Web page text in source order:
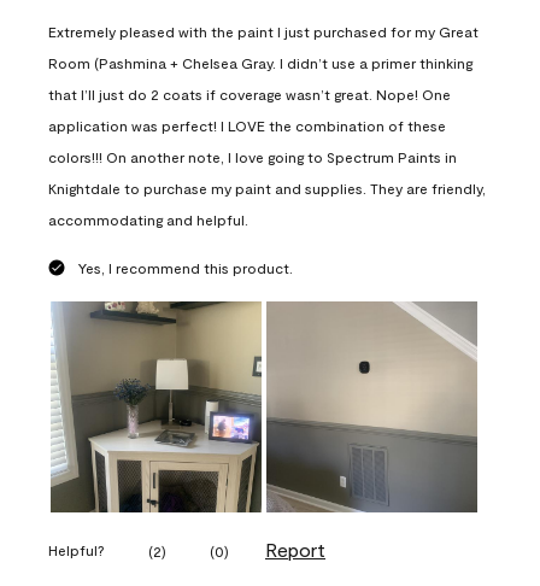
Extremely pleased with the paint I just purchased for my Great
Room (Pashmina + Chelsea Gray. I didn’t use a primer thinking
that I’ll just do 2 coats if coverage wasn’t great. Nope! One
application was perfect! I LOVE the combination of these
colors!!! On another note, I love going to Spectrum Paints in
Knightdale to purchase my paint and supplies. They are friendly,
accommodating and helpful.
Yes, I recommend this product.
Helpful? (2) (0) Report